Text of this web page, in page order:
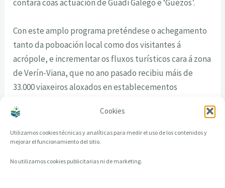
Cookies
Utilizamos cookies técnicas y analíticas para medir el uso de los contenidos y
mejorar el funcionamiento del sitio.
No utilizamos cookies publicitarias ni de marketing.
contará coas actuación de Guadi Galego e ‘Guezos’.
Con este amplo programa preténdese o achegamento
tanto da poboación local como dos visitantes á
acrópole, e incrementar os fluxos turísticos cara á zona
de Verín-Viana, que no ano pasado recibiu máis de
33.000 viaxeiros aloxados en establecementos
en relación ao ano anterior.